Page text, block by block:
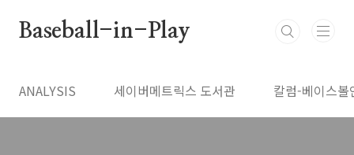
Baseball-in-Play
ANALYSIS 세이버메트릭스 도서관 칼럼-베이스볼